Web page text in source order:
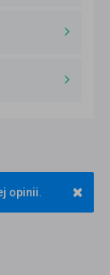
×
opinii.